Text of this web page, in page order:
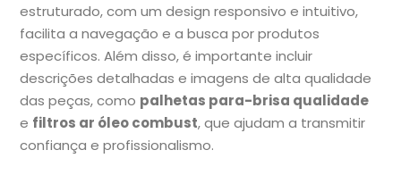
estruturado, com um design responsivo e intuitivo,
facilita a navegação e a busca por produtos
específicos. Além disso, é importante incluir
descrições detalhadas e imagens de alta qualidade
das peças, como palhetas para-brisa qualidade
e filtros ar óleo combust, que ajudam a transmitir
confiança e profissionalismo.